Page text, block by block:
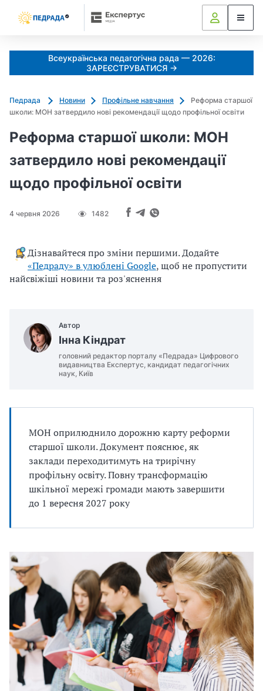
Всеукраїнська педагогічна рада — 2026:
ЗАРЕЄСТРУВАТИСЯ →
Педрада Новини Профільне навчання
Реформа старшої
школи: МОН затвердило нові рекомендації щодо профільної освіти
Реформа старшої школи: МОН
затвердило нові рекомендації
щодо профільної освіти
4 червня 2026 1482
Дізнавайтеся про зміни першими. Додайте
«Педраду» в улюблені Google, щоб не пропустити
найсвіжіші новини та роз'яснення
Автор
Інна Кіндрат
головний редактор порталу «Педрада» Цифрового
видавництва Експертус, кандидат педагогічних
наук, Київ
МОН оприлюднило дорожню карту реформи
старшої школи. Документ пояснює, як
заклади переходитимуть на трирічну
профільну освіту. Повну трансформацію
шкільної мережі громади мають завершити
до 1 вересня 2027 року